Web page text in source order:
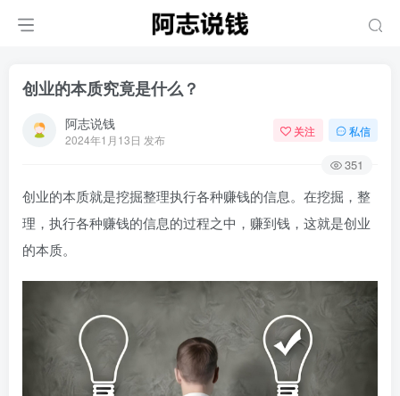
创业的本质究竟是什么？
阿志说钱
2024年1月13日 发布
关注 私信
351
创业的本质就是挖掘整理执行各种赚钱的信息。在挖掘，整
理，执行各种赚钱的信息的过程之中，赚到钱，这就是创业
的本质。